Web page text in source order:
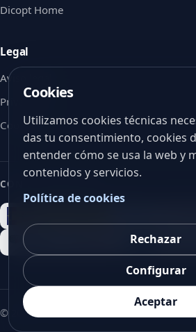
Dicopt Home
Legal
Aviso legal
Privacidad
Cookies
CON EL APOYO DE
© 2026V-Vision. Todos los derechos
Cookies
Utilizamos cookies técnicas
das tu consentimiento, cookies
entender cómo se usa la web y
contenidos y servicios.
Política de cookies
Rechazar
Configurar
Aceptar